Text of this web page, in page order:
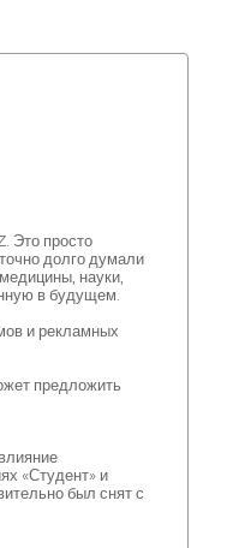
Это просто
долго думали
науки,
в будущем.
и рекламных
предложить
«Студент» и
был снят с